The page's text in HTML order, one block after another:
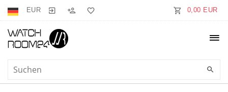
EUR 0,00 EUR